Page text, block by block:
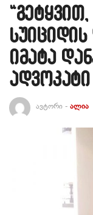
იმატა
ადვოკატი
ავტორი - ალია